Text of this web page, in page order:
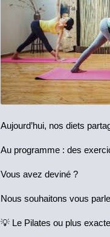
Aujourd’hui, nos diets
Au programme : des
Vous avez deviné ?
Nous souhaitons vous
💡 Le Pilates ou plus